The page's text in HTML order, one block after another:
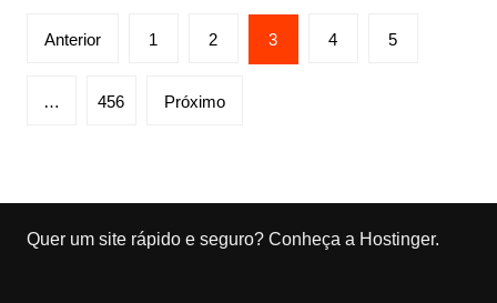
a
ç
Anterior 1 2 3 4 5
… 456 Próximo
Quer um site rápido e seguro? Conheça a Hostinger.